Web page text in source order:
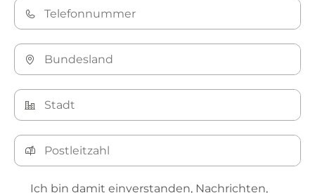
Ich bin damit einverstanden, Nachrichten,